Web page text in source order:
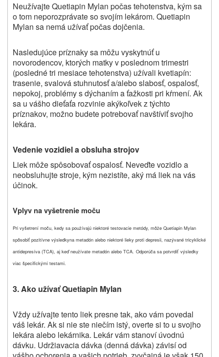
Neužívajte Quetiapin Mylan počas tehotenstva, kým sa
o tom neporozprávate so svojím lekárom. Quetiapin
Mylan sa nemá užívať počas dojčenia.
Nasledujúce príznaky sa môžu vyskytnúť u
novorodencov, ktorých matky v poslednom trimestri
(posledné tri mesiace tehotenstva) užívali kvetiapín:
trasenie, svalová stuhnutosť a/alebo slabosť, ospalosť,
nepokoj, problémy s dýchaním a ťažkosti pri kŕmení. Ak
sa u vášho dieťaťa rozvinie akýkoľvek z týchto
príznakov, možno budete potrebovať navštíviť svojho
lekára.
Vedenie vozidiel a obsluha strojov
Liek môže spôsobovať ospalosť. Neveďte vozidlo a
neobsluhujte stroje, kým nezistíte, aký má liek na vás
účinok.
Vplyv na vyšetrenie moču
Pri vyšetrení moču, kedy sa používajú niektoré testovacie metódy, môže Quetiapin Mylan
spôsobiť pozitívne výsledkyna metadón alebo niektoré lieky proti depresii, nazývané tricyklické
antidepresíva (TCA), aj keď neužívate metadón alebo TCA. Odporúča sa potvrdiť výsledky
viac špecifickými testami.
3. Ako užívať Quetiapin Mylan
Vždy užívajte tento liek presne tak, ako vám povedal
váš lekár. Ak si nie ste niečím istý, overte si to u svojho
lekára alebo lekárnika. Lekár vám stanoví úvodnú
dávku. Udržiavacia dávka (denná dávka) závisí od